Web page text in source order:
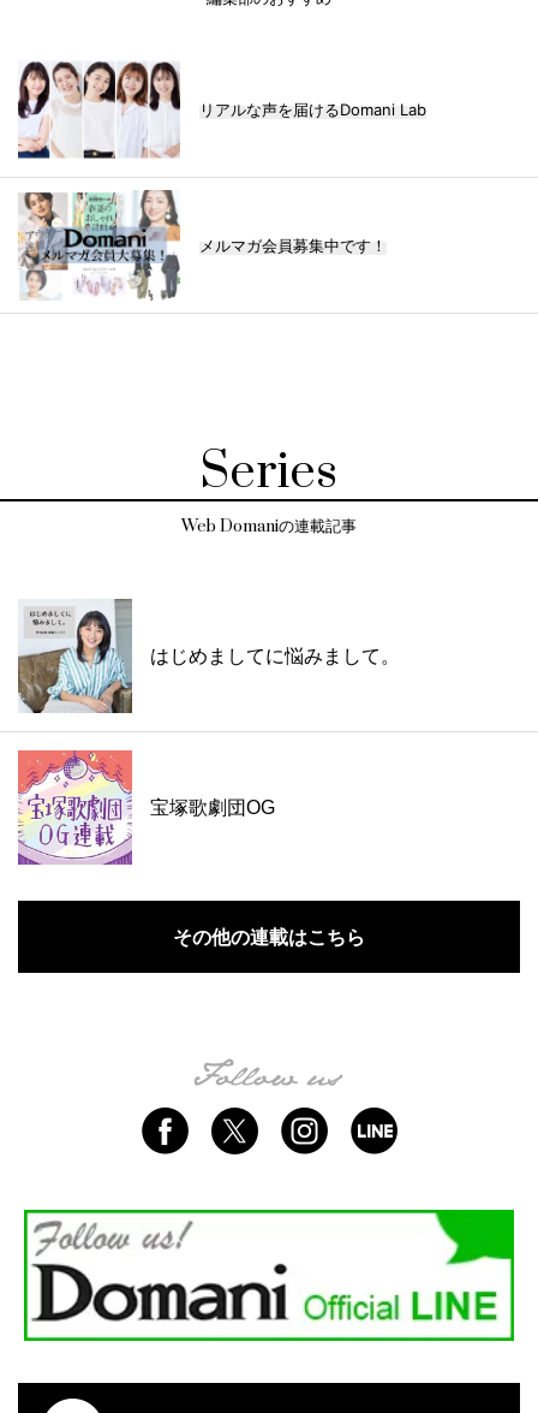
リアルな声を届けるDomani Lab
メルマガ会員募集中です！
Series
Web Domaniの連載記事
はじめましてに悩みまして。
宝塚歌劇団OG
その他の連載はこちら